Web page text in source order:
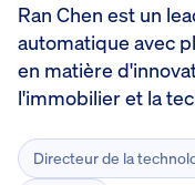
Ran Chen est un
automatique avec
en matière
l'immobilier et la
Directeur de la